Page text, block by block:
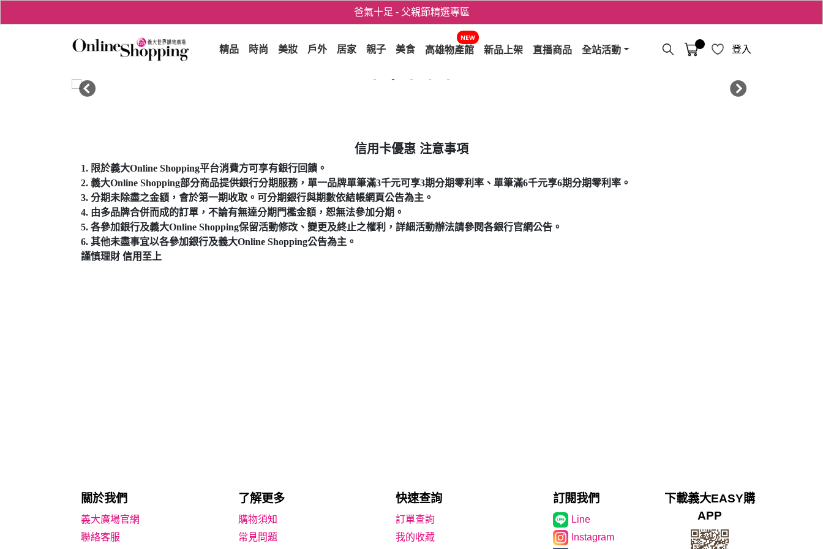
爸氣十足 - 父親節精選專區
用心愛你！七夕星選禮遇！
精品 時尚 美妝 戶外 居家 親子 美食 高雄物產館
NEW
新品上架 直播商品 全站活動 登入
信用卡優惠 注意事項
1. 限於義大Online Shopping平台消費方可享有銀行回饋。
2. 義大Online Shopping部分商品提供銀行分期服務，單一品牌單筆滿3千元可享3期分期零利率、單筆滿6千元享6期分期零利率。
3. 分期未除盡之金額，會於第一期收取。可分期銀行與期數依結帳網頁公告為主。
4. 由多品牌合併而成的訂單，不論有無達分期門檻金額，恕無法參加分期。
5. 各參加銀行及義大Online Shopping保留活動修改、變更及終止之權利，詳細活動辦法請參閱各銀行官網公告。
6. 其他未盡事宜以各參加銀行及義大Online Shopping公告為主。
謹慎理財 信用至上
關於我們 了解更多 快速查詢 訂閱我們
義大廣場官網 購物須知
Line
聯絡客服
常見問題 我的收藏 Instagram
下載義大EASY購
APP